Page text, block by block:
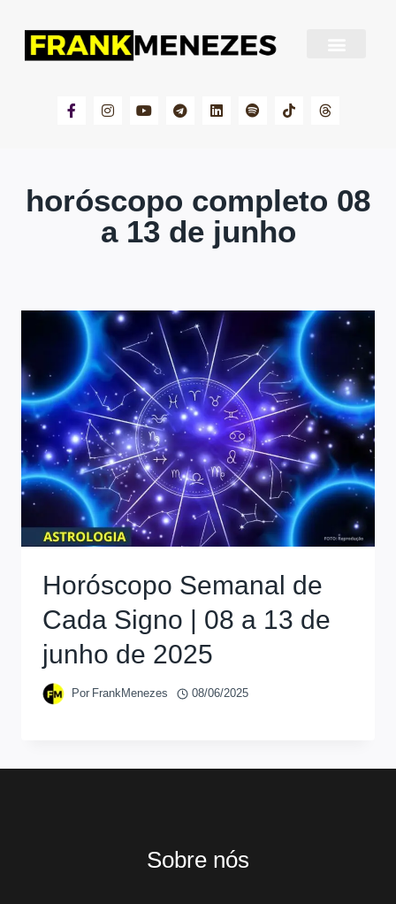
horóscopo completo 08
a 13 de junho
Horóscopo Semanal de
Cada Signo | 08 a 13 de
junho de 2025
Por FrankMenezes 08/06/2025
Sobre nós